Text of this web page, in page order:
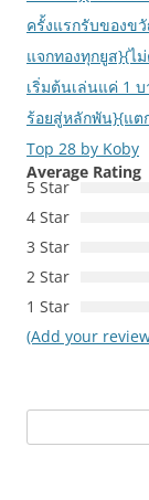
ครั้งแรกรับของข
แจกทองทุกยูส}{ไ
เริ่มต้นเล่นแค่ 1
ร้อยสู่หลักพัน}{แต
Top 28 by Koby
Average Rating
5 Star
4 Star
3 Star
2 Star
1 Star
(Add your
สำหรับ: